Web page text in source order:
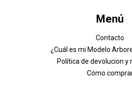
Menú
Contacto
¿Cuál es mi Modelo
Política de devolucion y
Cómo